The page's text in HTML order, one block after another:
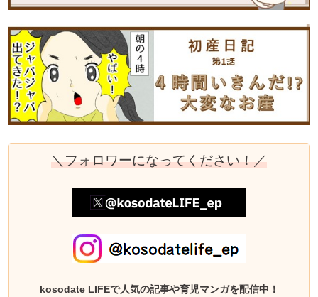
＼フォロワーになってください！／
kosodate LIFEで人気の記事や育児マンガを配信中！